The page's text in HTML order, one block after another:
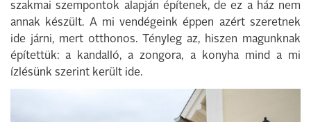
szakmai szempontok alapján építenek, de ez a ház nem
annak készült. A mi vendégeink éppen azért szeretnek
ide járni, mert otthonos. Tényleg az, hiszen magunknak
építettük: a kandalló, a zongora, a konyha mind a mi
ízlésünk szerint került ide.